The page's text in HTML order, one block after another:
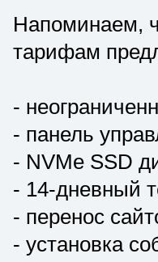
Напоминаем,
тарифам
-
- панель
- NVMe SSD
- 14-дневный
- перенос
- установка